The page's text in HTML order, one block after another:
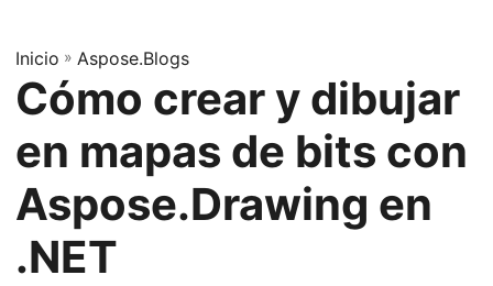
r
n
a
v
g
a
c
Inicio » Aspose.Blogs
Cómo crear y dibujar
en mapas de bits con
Aspose.Drawing en
.NET